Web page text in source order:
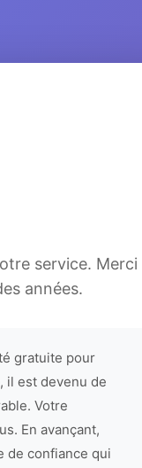
service. Merci
années.
gratuite pour
il est devenu de
Votre
En avançant,
de confiance qui